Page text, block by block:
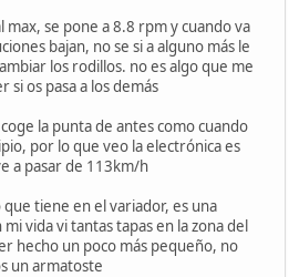
se pone a 8.8 rpm y cuando va
bajan, no se si a alguno más le
los rodillos. no es algo que me
os pasa a los demás
la punta de antes como cuando
por lo que veo la electrónica es
a pasar de 113km/h
tiene en el variador, es una
vida vi tantas tapas en la zona del
hecho un poco más pequeño, no
un armatoste